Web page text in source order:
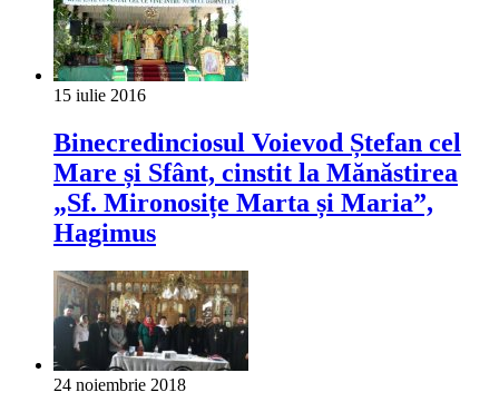
15 iulie 2016
Binecredinciosul Voievod Ștefan cel
Mare și Sfânt, cinstit la Mănăstirea
„Sf. Mironosițe Marta și Maria”,
Hagimus
24 noiembrie 2018